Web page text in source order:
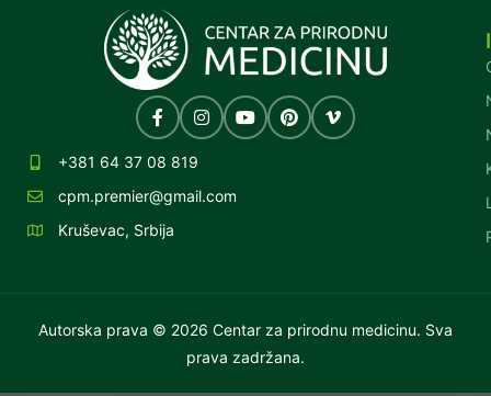
+381 64 37 08 819
cpm.premier@gmail.com
Kruševac, Srbija
Autorska prava © 2026 Centar za prirodnu medicinu. Sva
prava zadržana.